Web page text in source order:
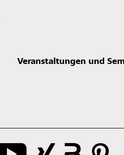
Veranstaltungen und